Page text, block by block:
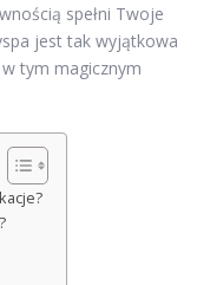
spełni Twoje
jest tak wyjątkowa
tym magicznym